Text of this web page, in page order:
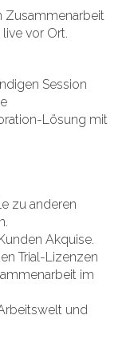
Zusammenarbeit
live vor Ort.
Session
Lösung mit
zu anderen
Akquise.
Trial-Lizenzen
im
und